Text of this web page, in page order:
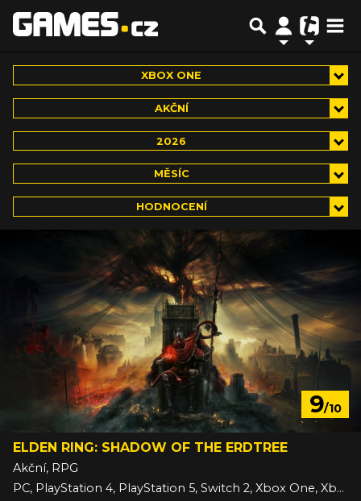
XBOX ONE
AKČNÍ
2026
MĚSÍC
HODNOCENÍ
9/10
ELDEN RING: SHADOW OF THE ERDTREE
Akční, RPG
PC, PlayStation 4, PlayStation 5, Switch 2, Xbox One, Xbox Series